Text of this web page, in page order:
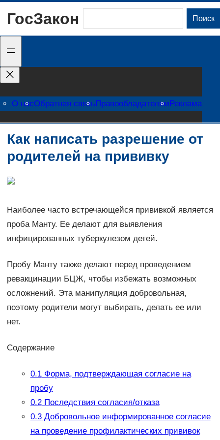
содержимому
ГосЗакон Поиск
О насОбратная связь Правообладателям Реклама
Как написать разрешение от
родителей на прививку
Наиболее часто встречающейся прививкой является
проба Манту. Ее делают для выявления
инфицированных туберкулезом детей.
Пробу Манту также делают перед проведением
ревакцинации БЦЖ, чтобы избежать возможных
осложнений. Эта манипуляция добровольная,
поэтому родители могут выбирать, делать ее или
нет.
Содержание
0.1Форма, подтверждающая согласие на
пробу
0.2Последствия согласия/отказа
0.3Добровольное информированное согласие
на проведение профилактических прививок